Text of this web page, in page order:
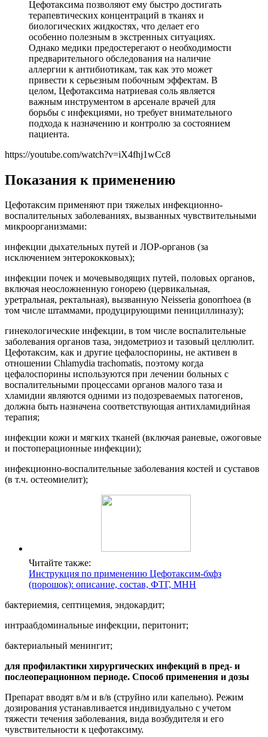
Цефотаксима позволяют ему быстро достигать
терапевтических концентраций в тканях и
биологических жидкостях, что делает его
особенно полезным в экстренных ситуациях.
Однако медики предостерегают о необходимости
предварительного обследования на наличие
аллергии к антибиотикам, так как это может
привести к серьезным побочным эффектам. В
целом, Цефотаксима натриевая соль является
важным инструментом в арсенале врачей для
борьбы с инфекциями, но требует внимательного
подхода к назначению и контролю за состоянием
пациента.
https://youtube.com/watch?v=iX4fhj1wCc8
Показания к применению
Цефотаксим применяют при тяжелых инфекционно-
воспалительных заболеваниях, вызванных чувствительными
микроорганизмами:
инфекции дыхательных путей и ЛОР-органов (за
исключением энтерококковых);
инфекции почек и мочевыводящих путей, половых органов,
включая неосложненную гонорею (цервикальная,
уретральная, ректальная), вызванную Neisseria gonorrhoea (в
том числе штаммами, продуцирующими пенициллиназу);
гинекологические инфекции, в том числе воспалительные
заболевания органов таза, эндометриоз и тазовый целлюлит.
Цефотаксим, как и другие цефалоспорины, не активен в
отношении Chlamydia trachomatis, поэтому когда
цефалоспорины используются при лечении больных с
воспалительными процессами органов малого таза и
хламидии являются одними из подозреваемых патогенов,
должна быть назначена соответствующая антихламидийная
терапия;
инфекции кожи и мягких тканей (включая раневые, ожоговые
и постоперационные инфекции);
инфекционно-воспалительные заболевания костей и суставов
(в т.ч. остеомиелит);
Читайте также:
Инструкция по применению Цефотаксим-бхфз
(порошок): описание, состав, ФТГ, МНН
бактериемия, септицемия, эндокардит;
интраабдоминальные инфекции, перитонит;
бактериальный менингит;
для профилактики хирургических инфекций в пред- и
послеоперационном периоде. Способ применения и дозы
Препарат вводят в/м и в/в (струйно или капельно). Режим
дозирования устанавливается индивидуально с учетом
тяжести течения заболевания, вида возбудителя и его
чувствительности к цефотаксиму.